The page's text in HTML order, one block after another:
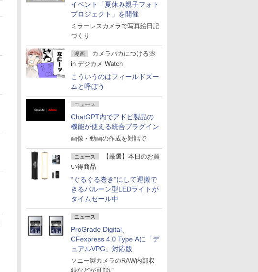
イベント「夏休み親子フォト
プロジェクト」を開催
ミラーレスカメラで写真絵日記
づくり
漫画
カメラバカにつける薬
in デジカメ Watch
こういうのはフィールドズー
ムと呼ぼう
ニュース
ChatGPT内でアドビ製品の
機能が使える統合プラグイン
画像・動画の作成を対話で
ニュース
【厳選】本日のお買
い得商品
“ぐるぐる巻き”にして運搬で
きるバルーン型LEDライトが
タイムセール中
ニュース
ProGrade Digital、
CFexpress 4.0 Type Aに「デ
ュアルVPG」対応版
ソニー製カメラのRAW内部収
録などが可能に